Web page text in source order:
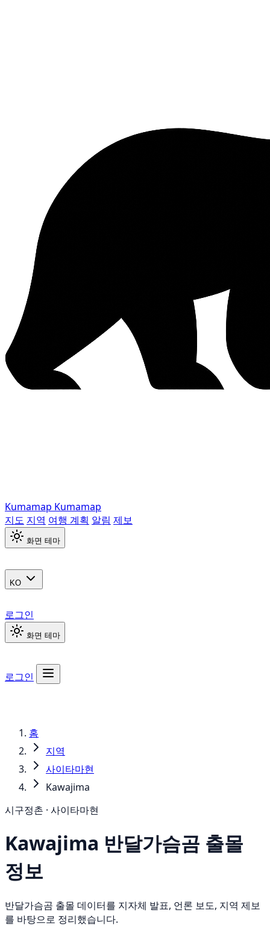
Kumamap Kumamap
지도 지역 여행 계획 알림 제보
화면 테마
KO
로그인
화면 테마
로그인
홈
지역
사이타마현
Kawajima
시구정촌 · 사이타마현
Kawajima 반달가슴곰 출몰
정보
반달가슴곰 출몰 데이터를 지자체 발표, 언론 보도, 지역 제보
를 바탕으로 정리했습니다.